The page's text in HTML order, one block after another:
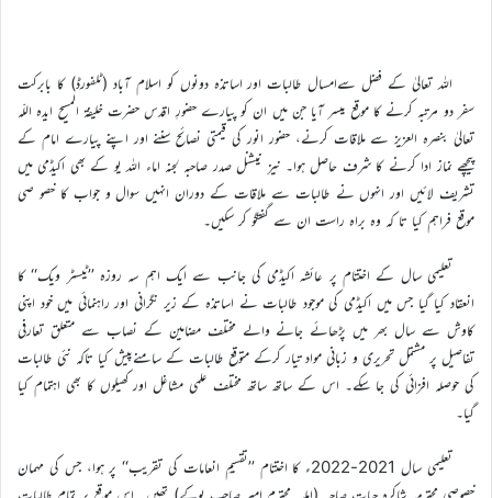
اللہ تعالیٰ کے فضل سےامسال طالبات اور اساتذہ دونوں کو اسلام آباد (ٹلفورڈ) کا بابرکت
سفر دو مرتبہ کرنے کا موقع میسر آیا جن میں ان کو پیارے حضورِ اقدس حضرت خلیفۃ المسیح ایدہ اللّہ
تعالیٰ بنصرہ العزیز سے ملاقات کرنے، حضور انور کی قیمتی نصائح سننے اور اپنے پیارے امام کے
پیچھے نماز ادا کرنے کا شرف حاصل ہوا۔ نیز نیشنل صدر صاحبہ لجنہ اماء اللہ یو کے بھی اکیڈمی میں
تشریف لائیں اور انہوں نے طالبات سے ملاقات کے دوران انہیں سوال و جواب کا خصو صی
موقع فراہم کیا تا کہ وہ براہ راست ان سے گفتگو کر سکیں۔
تعلیمی سال کے اختتام پر عائشہ اکیڈمی کی جانب سے ایک اہم سہ روزہ ’’ٹیسٹر ویک‘‘ کا
انعقاد کیا گیا جس میں اکیڈمی کی موجود طالبات نے اساتذہ کے زیر نگرانی اور راہنمائی میں خود اپنی
کاوش سے سال بھر میں پڑھائے جانے والے مختلف مضامین کے نصاب سے متعلق تعارفی
تفاصیل پر مشتمل تحریری و زبانی مواد تیار کرکے متوقع طالبات کے سامنےپیش کیا تاکہ نئی طالبات
کی حوصلہ افزائی کی جا سکے۔ اس کے ساتھ ساتھ مختلف علمی مشاغل اور کھیلوں کا بھی اہتمام کیا
گیا۔
تعلیمی سال 2021-2022ء کا اختتام ’’تقسیمِ انعامات کی تقریب‘‘ پر ہوا، جس کی مہمان